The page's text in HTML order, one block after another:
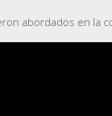
abordados en la